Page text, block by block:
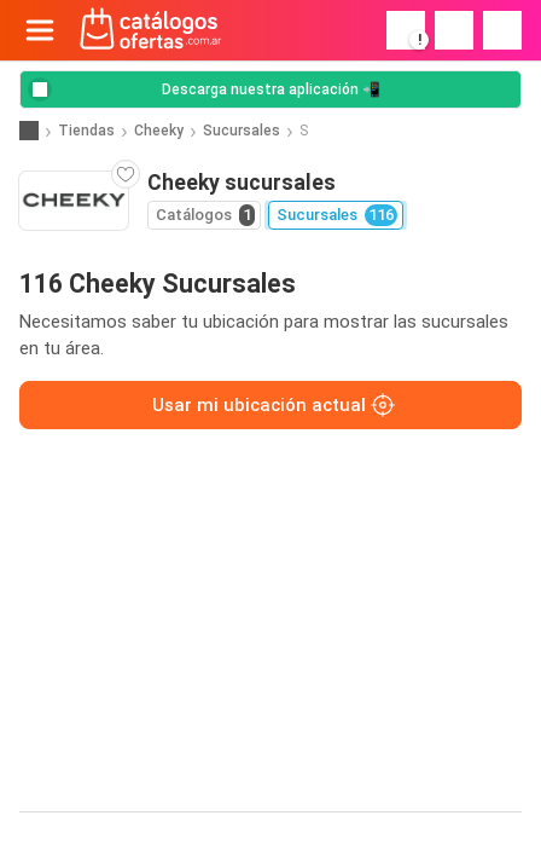
!
Descarga nuestra aplicación 📲
Tiendas Cheeky Sucursales S
Cheeky sucursales
Catálogos 1 Sucursales 116
116 Cheeky Sucursales
Necesitamos saber tu ubicación para mostrar las sucursales
en tu área.
Usar mi ubicación actual